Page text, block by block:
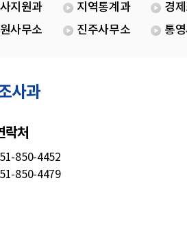
지원과 지역통계과 경
사무소
진주사무소 통
사과
락처
850-4452
850-4479